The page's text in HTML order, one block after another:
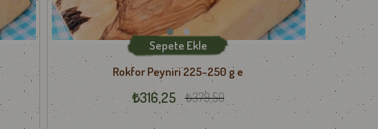
Rokfor Peyniri 225-250 g e
₺316,25 ₺379,50
Sepete Ekle